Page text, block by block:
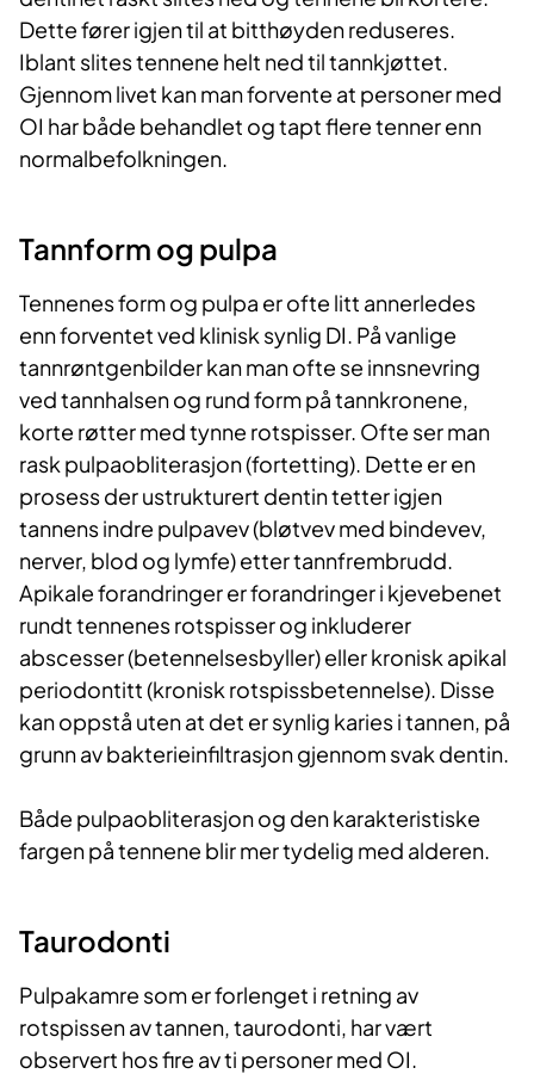
Dette fører igjen til at bitthøyden reduseres.
Iblant slites tennene helt ned til tannkjøttet.
Gjennom livet kan man forvente at personer med
OI har både behandlet og tapt flere tenner enn
normalbefolkningen.
​Tannform og pulpa
Tennenes form og pulpa er ofte litt annerledes
enn forventet ved klinisk synlig DI. På vanlige
tannrøntgenbilder kan man ofte se innsnevring
ved tannhalsen og rund form på tannkronene,
korte røtter med tynne rotspisser. Ofte ser man
rask pulpaobliterasjon (fortetting). Dette er en
prosess der ustrukturert dentin tetter igjen
tannens indre pulpavev (bløtvev med bindevev,
nerver, blod og lymfe) etter tannfrembrudd.
Apikale forandringer er forandringer i kjevebenet
rundt tennenes rotspisser og inkluderer
abscesser (betennelsesbyller) eller kronisk apikal
periodontitt (kronisk rotspissbetennelse). Disse
kan oppstå uten at det er synlig karies i tannen, på
grunn av bakterieinfiltrasjon gjennom svak dentin.
Både pulpaobliterasjon og den karakteristiske
fargen på tennene blir mer tydelig med alderen.
Taurodonti
Pulpakamre som er forlenget i retning av
rotspissen av tannen, taurodonti, har vært
observert hos fire av ti personer med OI.